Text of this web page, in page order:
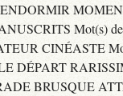
ENDORMIR
Mot(s) de
CINÉASTE
DÉPART
BRUSQUE